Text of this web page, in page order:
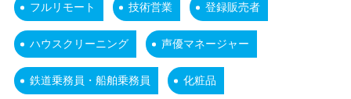
フルリモート 技術営業 登録販売者
ハウスクリーニング 声優マネージャー
鉄道乗務員・船舶乗務員 化粧品